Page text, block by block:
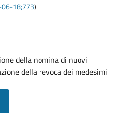
06-18;773)
della nomina di nuovi
della revoca dei medesimi